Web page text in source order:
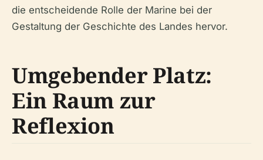
die entscheidende Rolle der Marine bei der
Gestaltung der Geschichte des Landes hervor.
Umgebender Platz:
Ein Raum zur
Reflexion